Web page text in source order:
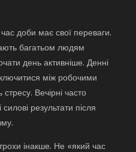
доби має свої переваги.
багатьом людям
день активніше. Денні
між робочими
Вечірні часто
результати після
інакше. Не «який час